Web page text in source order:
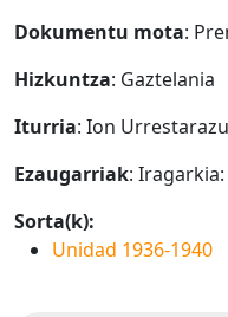
Dokumentu mota:
Hizkuntza: Gaztelania
Iturria: Ion
Ezaugarriak:
Sorta(k):
Unidad 1936-1940